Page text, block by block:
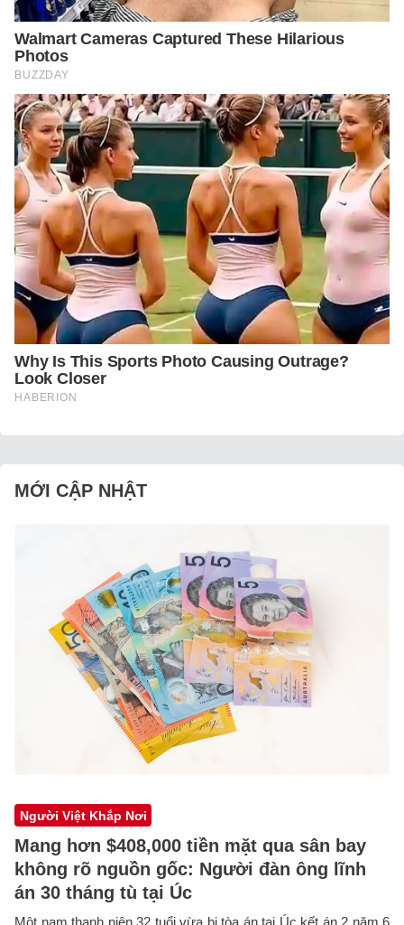
MỚI CẬP NHẬT
Người Việt Khắp Nơi
Mang hơn $408,000 tiền mặt qua sân bay
không rõ nguồn gốc: Người đàn ông lĩnh
án 30 tháng tù tại Úc